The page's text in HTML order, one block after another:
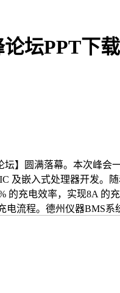
论坛PPT下
】圆满落幕。本次峰
及嵌入式处理器开发。
的充电效率，实现8A
流程。德州仪器BMS